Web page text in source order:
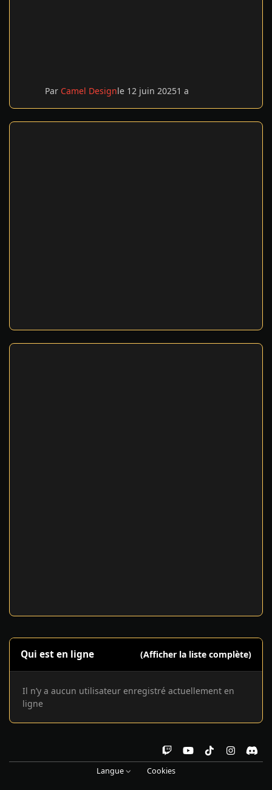
Par Camel Designle 12 juin 20251 a
Qui est en ligne (Afficher la liste complète)
Il n’y a aucun utilisateur enregistré actuellement en
ligne
w
i
o
i
n
d
i
Langue Cookies